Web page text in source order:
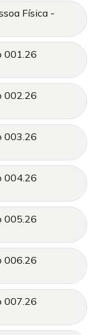
Física -
001.26
002.26
003.26
004.26
005.26
006.26
007.26